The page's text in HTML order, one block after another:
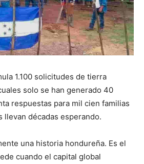
1.100 solicitudes de tierra
solo se han generado 40
respuestas para mil cien familias
llevan décadas esperando.
una historia hondureña. Es el
cuando el capital global